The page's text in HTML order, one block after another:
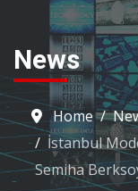
News
Home
İstanbul
Semiha